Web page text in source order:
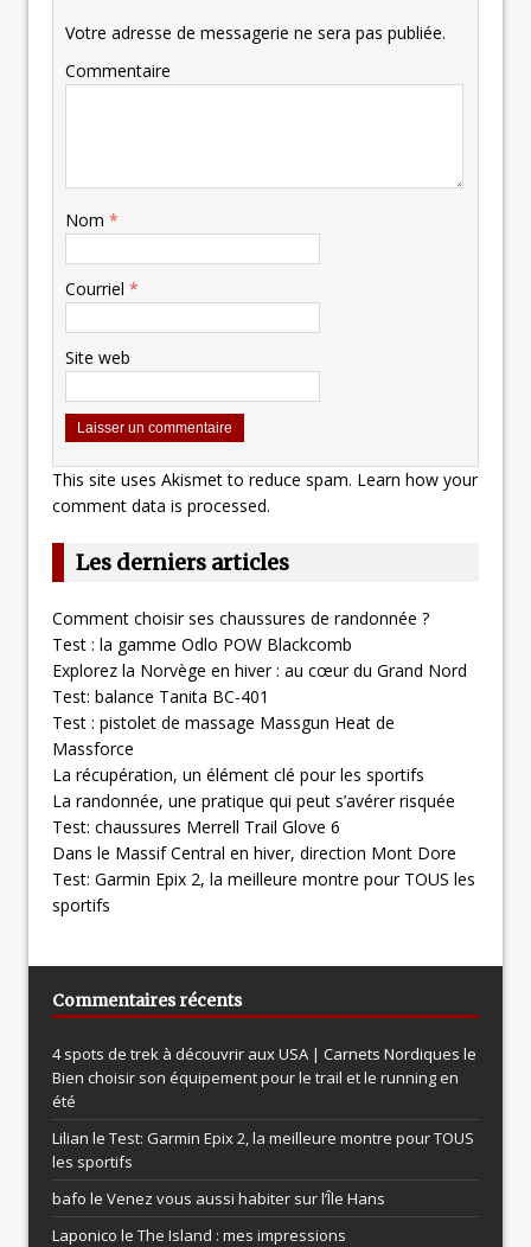
Votre adresse de messagerie ne sera pas publiée.
Commentaire
Nom *
Courriel *
Site web
This site uses Akismet to reduce spam. Learn how your
comment data is processed.
Les derniers articles
Comment choisir ses chaussures de randonnée ?
Test : la gamme Odlo POW Blackcomb
Explorez la Norvège en hiver : au cœur du Grand Nord
Test: balance Tanita BC-401
Test : pistolet de massage Massgun Heat de
Massforce
La récupération, un élément clé pour les sportifs
La randonnée, une pratique qui peut s’avérer risquée
Test: chaussures Merrell Trail Glove 6
Dans le Massif Central en hiver, direction Mont Dore
Test: Garmin Epix 2, la meilleure montre pour TOUS les
sportifs
Commentaires récents
4 spots de trek à découvrir aux USA | Carnets Nordiques le
Bien choisir son équipement pour le trail et le running en
été
Lilian le Test: Garmin Epix 2, la meilleure montre pour TOUS
les sportifs
bafo le Venez vous aussi habiter sur l’Île Hans
Laponico le The Island : mes impressions